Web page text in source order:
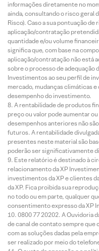
informações diretamente no
ainda, consultando o risco geral
Risco). Caso a sua pontuação
aplicação/contratação
quantidade e/ou volume
significa que, com base na
aplicação/contratação não está
sobre o processo de adequação
Investimentos ao seu perfil de
mercado, mudanças climáticas
desempenho do investimento.
A rentabilidade de produtos
preço ou valor pode aumentar
desempenhos anteriores não
futuros. A rentabilidade
presentes neste material são
poderão ser significativamente
Este relatório é destinado à
relacionamento da XP
investimentos da XP e clientes
da XP. Fica proibida sua
no todo ou em parte, qualquer
consentimento expresso da XP
0800 77 20202. A Ouvidoria
de canal de contato sempre que
com as soluções dadas pela
ser realizado por meio do